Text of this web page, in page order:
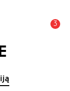
3